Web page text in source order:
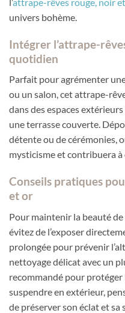
univers bohème.
Intégrer l’attrape-
quotidien
Parfait pour agrémenter
ou un salon, cet attrape-
dans des espaces
une terrasse couverte.
détente ou de cérémonies,
mysticisme et contribuera à
Conseils pratiques
et or
Pour maintenir la beauté
évitez de l’exposer
prolongée pour prévenir
nettoyage délicat avec un
recommandé pour protéger
suspendre en extérieur,
de préserver son éclat et